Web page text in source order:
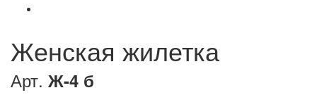
Женская жилетка
Арт. Ж-4 б